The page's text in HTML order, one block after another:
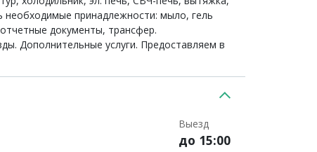
необходимые принадлежности: мыло, гель
документы, трансфер.
Дополнительные услуги. Предоставляем в
Выезд
до 15:00